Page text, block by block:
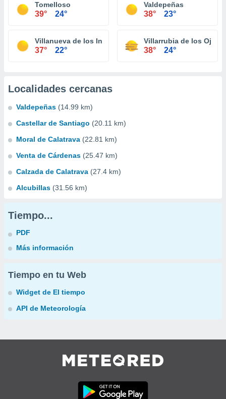
Tomelloso
39° 24°
Valdepeñas
38° 23°
Villanueva de los Infantes
37° 22°
Villarrubia de los Ojos
38° 24°
Localidades cercanas
Valdepeñas (14.99 km)
Castellar de Santiago (20.11 km)
Moral de Calatrava (22.81 km)
Venta de Cárdenas (25.47 km)
Calzada de Calatrava (27.4 km)
Alcubillas (31.56 km)
Tiempo...
PDF
Más información
Tiempo en tu Web
Widget de El tiempo
API de Meteorología